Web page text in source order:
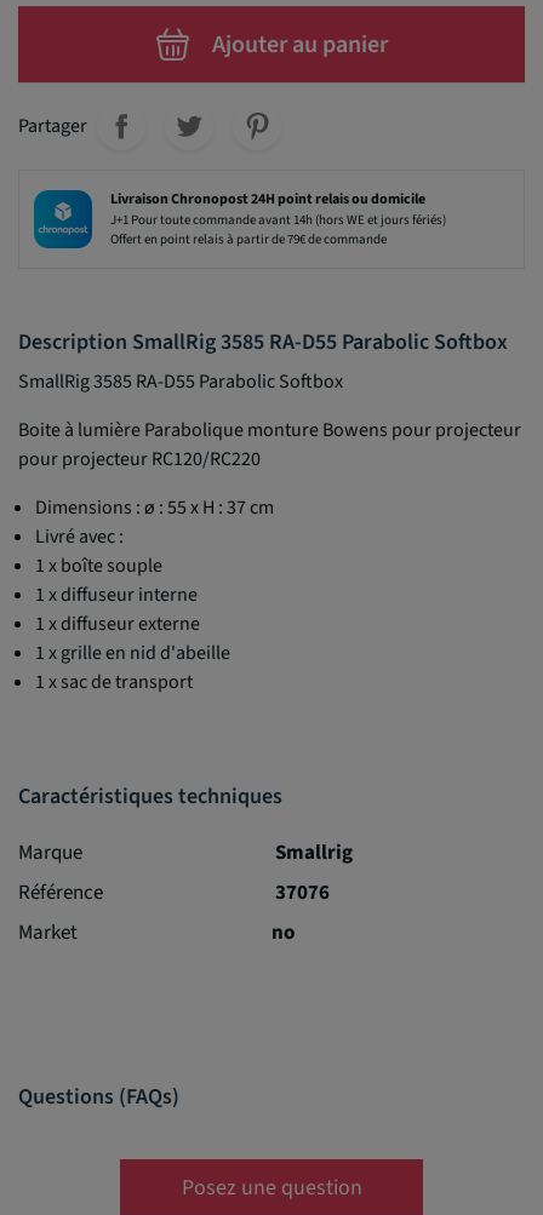
Ajouter au panier
Partager
Livraison Chronopost 24H point relais ou domicile
J+1 Pour toute commande avant 14h (hors WE et jours fériés)
Offert en point relais à partir de 79€ de commande
Description SmallRig 3585 RA-D55 Parabolic Softbox
SmallRig 3585 RA-D55 Parabolic Softbox
Boite à lumière Parabolique monture Bowens pour projecteur
pour projecteur RC120/RC220
Dimensions : ø : 55 x H : 37 cm
Livré avec :
1 x boîte souple
1 x diffuseur interne
1 x diffuseur externe
1 x grille en nid d'abeille
1 x sac de transport
Caractéristiques techniques
Marque
Smallrig
Référence
37076
Market
no
Questions (FAQs)
Posez une question